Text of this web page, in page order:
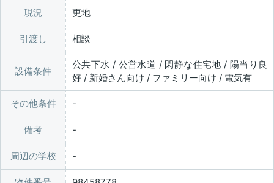
現況 更地
引渡し 相談
設備条件
公共下水 / 公営水道 / 閑静な住宅地 / 陽当り良
好 / 新婚さん向け / ファミリー向け / 電気有
その他条件
備考
周辺の学校